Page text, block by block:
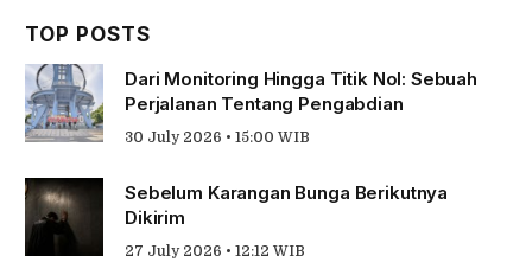
TOP POSTS
Dari Monitoring Hingga Titik Nol: Sebuah
Perjalanan Tentang Pengabdian
30 July 2026 • 15:00 WIB
Sebelum Karangan Bunga Berikutnya
Dikirim
27 July 2026 • 12:12 WIB